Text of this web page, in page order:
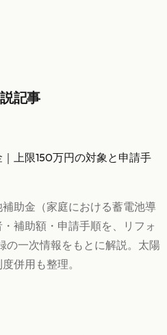
記事
上限150万円の対象と申請手
助金（家庭における蓄電池導
補助額・申請手順を、リフォ
の一次情報をもとに解説。太陽
併用も整理。